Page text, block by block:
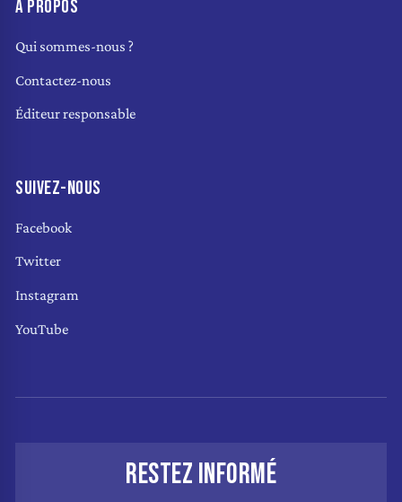
À PROPOS
Qui sommes-nous ?
Contactez-nous
Éditeur responsable
SUIVEZ-NOUS
Facebook
Twitter
Instagram
YouTube
RESTEZ INFORMÉ